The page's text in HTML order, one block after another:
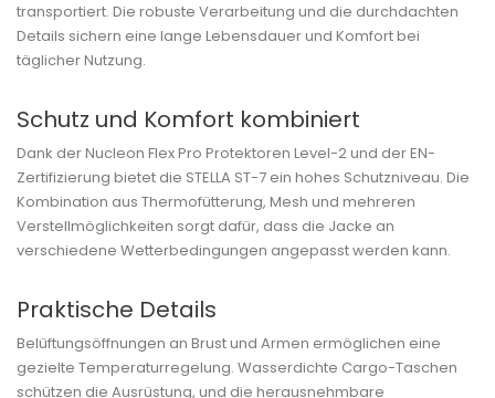
transportiert. Die robuste Verarbeitung und die durchdachten
Details sichern eine lange Lebensdauer und Komfort bei
täglicher Nutzung.
Schutz und Komfort kombiniert
Dank der Nucleon Flex Pro Protektoren Level-2 und der EN-
Zertifizierung bietet die STELLA ST-7 ein hohes Schutzniveau. Die
Kombination aus Thermofütterung, Mesh und mehreren
Verstellmöglichkeiten sorgt dafür, dass die Jacke an
verschiedene Wetterbedingungen angepasst werden kann.
Praktische Details
Belüftungsöffnungen an Brust und Armen ermöglichen eine
gezielte Temperaturregelung. Wasserdichte Cargo-Taschen
schützen die Ausrüstung, und die herausnehmbare